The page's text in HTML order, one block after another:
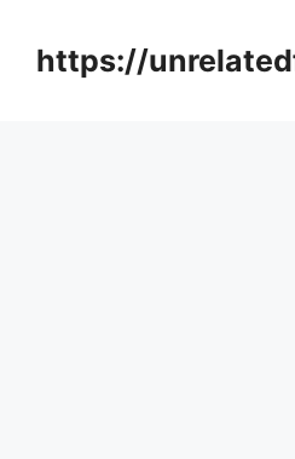
contenthttps://